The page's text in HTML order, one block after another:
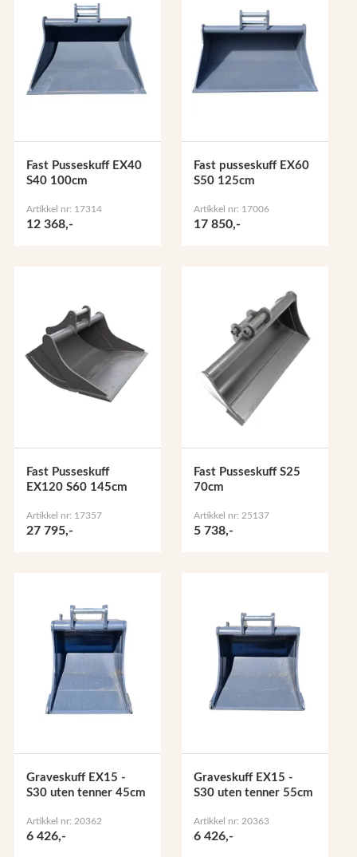
Fast Pusseskuff EX40
S40 100cm
Artikkel nr: 17314
12 368,-
Fast pusseskuff EX60
S50 125cm
Artikkel nr: 17006
17 850,-
Fast Pusseskuff
EX120 S60 145cm
Artikkel nr: 17357
27 795,-
Fast Pusseskuff S25
70cm
Artikkel nr: 25137
5 738,-
Graveskuff EX15 -
S30 uten tenner 45cm
Artikkel nr: 20362
6 426,-
Graveskuff EX15 -
S30 uten tenner 55cm
Artikkel nr: 20363
6 426,-